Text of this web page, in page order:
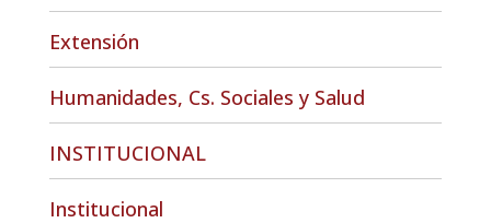
Extensión
Humanidades, Cs. Sociales y Salud
INSTITUCIONAL
Institucional